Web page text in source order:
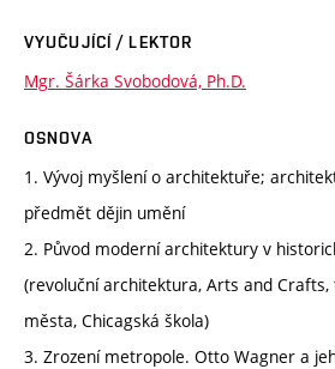
VYUČUJÍCÍ / LEKTOR
Mgr. Šárka Svobodová, Ph.D.
OSNOVA
1. Vývoj myšlení o architektuře;
předmět dějin umění
2. Původ moderní architektury v
(revoluční architektura, Arts and
města, Chicagská škola)
3. Zrození metropole. Otto Wagner a